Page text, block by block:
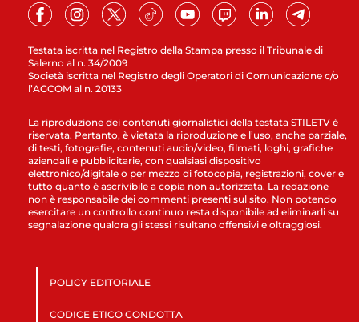
Testata iscritta nel Registro della Stampa presso il Tribunale di
Salerno al n. 34/2009
Società iscritta nel Registro degli Operatori di Comunicazione c/o
l’AGCOM al n. 20133
La riproduzione dei contenuti giornalistici della testata STILETV è
riservata. Pertanto, è vietata la riproduzione e l’uso, anche parziale,
di testi, fotografie, contenuti audio/video, filmati, loghi, grafiche
aziendali e pubblicitarie, con qualsiasi dispositivo
elettronico/digitale o per mezzo di fotocopie, registrazioni, cover e
tutto quanto è ascrivibile a copia non autorizzata. La redazione
non è responsabile dei commenti presenti sul sito. Non potendo
esercitare un controllo continuo resta disponibile ad eliminarli su
segnalazione qualora gli stessi risultano offensivi e oltraggiosi.
POLICY EDITORIALE
CODICE ETICO CONDOTTA